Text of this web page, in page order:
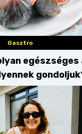
Gasztro
egészséges